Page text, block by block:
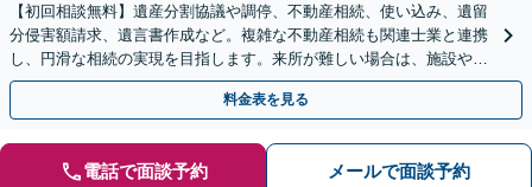
【初回相談無料】遺産分割協議や調停、不動産相続、使い込み、遺留
分侵害額請求、遺言書作成など。複雑な不動産相続も関連士業と連携
し、円滑な相続の実現を目指します。来所が難しい場合は、施設や病
院への出張相談も対応可能です【弁護士歴19年以上】
料金表を見る
電話で面談予約 メールで面談予約